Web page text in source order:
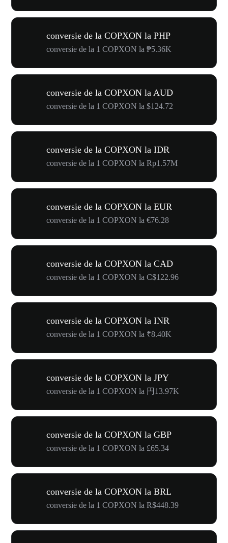
conversie de la COPXON la PHP
conversie de la 1 COPXON la ₱5.36K
conversie de la COPXON la AUD
conversie de la 1 COPXON la $124.72
conversie de la COPXON la IDR
conversie de la 1 COPXON la Rp1.57M
conversie de la COPXON la EUR
conversie de la 1 COPXON la €76.28
conversie de la COPXON la CAD
conversie de la 1 COPXON la C$122.96
conversie de la COPXON la INR
conversie de la 1 COPXON la ₹8.40K
conversie de la COPXON la JPY
conversie de la 1 COPXON la 円13.97K
conversie de la COPXON la GBP
conversie de la 1 COPXON la £65.34
conversie de la COPXON la BRL
conversie de la 1 COPXON la R$448.39